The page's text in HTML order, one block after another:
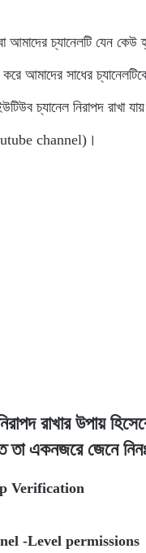
চ্যানেলটি যেন কেউ
আমাদের সাধের
চ্যানেল নিরাপদ রাখা
channel)।
রাখার উপায়
তা একনজরে জেনে
Verification
-Level permissions